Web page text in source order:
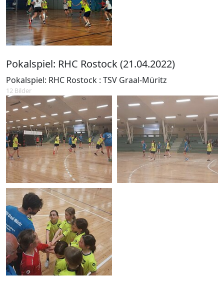
Pokalspiel: RHC Rostock (21.04.2022)
Pokalspiel: RHC Rostock : TSV Graal-Müritz
12 Bilder